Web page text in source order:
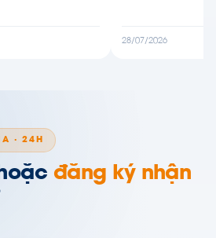
28/07/2026
· 24H
đăng ký nhận